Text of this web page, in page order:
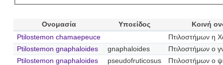
Ονομασία Υποείδος
Κοινή
Ptilostemon chamaepeuce
Πτιλοστήμων η
Ptilostemon gnaphaloides
gnaphaloides
Πτιλοστήμων ο
Ptilostemon gnaphaloides
pseudofruticosus
Πτιλοστήμων ο